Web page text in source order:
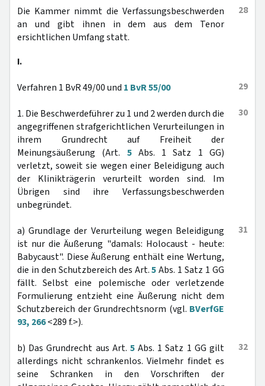
28
Die Kammer nimmt die Verfassungsbeschwerden
an und gibt ihnen in dem aus dem Tenor
ersichtlichen Umfang statt.
I.
29
Verfahren 1 BvR 49/00 und 1 BvR 55/00
30
1. Die Beschwerdeführer zu 1 und 2 werden durch die
angegriffenen strafgerichtlichen Verurteilungen in
ihrem Grundrecht auf Freiheit der
Meinungsäußerung (Art. 5Abs. 1 Satz 1 GG)
verletzt, soweit sie wegen einer Beleidigung auch
der Klinikträgerin verurteilt worden sind. Im
Übrigen sind ihre Verfassungsbeschwerden
unbegründet.
31
a) Grundlage der Verurteilung wegen Beleidigung
ist nur die Äußerung "damals: Holocaust - heute:
Babycaust". Diese Äußerung enthält eine Wertung,
die in den Schutzbereich des Art.5Abs. 1 Satz 1 GG
fällt. Selbst eine polemische oder verletzende
Formulierung entzieht eine Äußerung nicht dem
Schutzbereich der Grundrechtsnorm (vgl. BVerfGE
93, 266<289 f.>).
32
b) Das Grundrecht aus Art. 5Abs. 1 Satz 1 GG gilt
allerdings nicht schrankenlos. Vielmehr findet es
seine Schranken in den Vorschriften der